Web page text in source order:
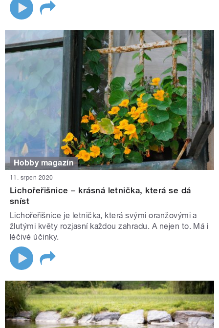
Hobby magazín
11. srpen 2020
Lichořeřišnice – krásná letnička, která se dá
sníst
Lichořeřišnice je letnička, která svými oranžovými a
žlutými květy rozjasní každou zahradu. A nejen to. Má i
léčivé účinky.